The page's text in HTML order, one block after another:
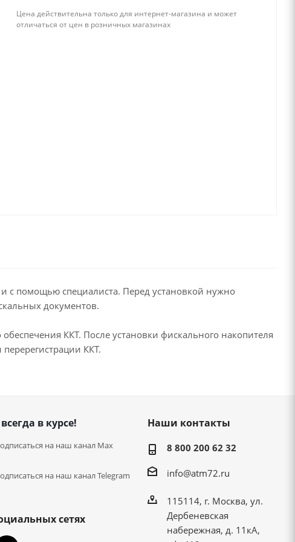
Цена действительна только для интернет-магазина и может
отличаться от цен в розничных магазинах
с помощью специалиста. Перед установкой нужно
документов.
ККТ. После установки фискального накопителя
ККТ.
в курсе!
на наш канал Max
на наш канал Telegram
сетях
Наши контакты
8 800 200 62 32
info@atm72.ru
115114, г. Москва, ул.
Дербеневская
набережная, д. 11кА,